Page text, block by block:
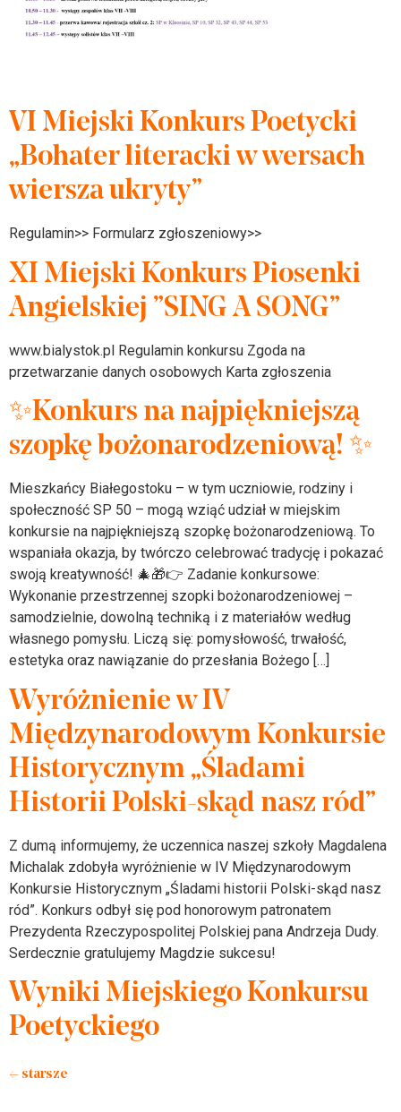
VI Miejski Konkurs Poetycki
„Bohater literacki w wersach
wiersza ukryty”
Regulamin>> Formularz zgłoszeniowy>>
XI Miejski Konkurs Piosenki
Angielskiej ”SING A SONG”
www.bialystok.pl Regulamin konkursu Zgoda na
przetwarzanie danych osobowych Karta zgłoszenia
✨Konkurs na najpiękniejszą
szopkę bożonarodzeniową! ✨
Mieszkańcy Białegostoku – w tym uczniowie, rodziny i
społeczność SP 50 – mogą wziąć udział w miejskim
konkursie na najpiękniejszą szopkę bożonarodzeniową. To
wspaniała okazja, by twórczo celebrować tradycję i pokazać
swoją kreatywność! 🎄🎁👉 Zadanie konkursowe:
Wykonanie przestrzennej szopki bożonarodzeniowej –
samodzielnie, dowolną techniką i z materiałów według
własnego pomysłu. Liczą się: pomysłowość, trwałość,
estetyka oraz nawiązanie do przesłania Bożego […]
Wyróżnienie w IV
Międzynarodowym Konkursie
Historycznym „Śladami
Historii Polski-skąd nasz ród”
Z dumą informujemy, że uczennica naszej szkoły Magdalena
Michalak zdobyła wyróżnienie w IV Międzynarodowym
Konkursie Historycznym „Śladami historii Polski-skąd nasz
ród”. Konkurs odbył się pod honorowym patronatem
Prezydenta Rzeczypospolitej Polskiej pana Andrzeja Dudy.
Serdecznie gratulujemy Magdzie sukcesu!
Wyniki Miejskiego Konkursu
Poetyckiego
← starsze